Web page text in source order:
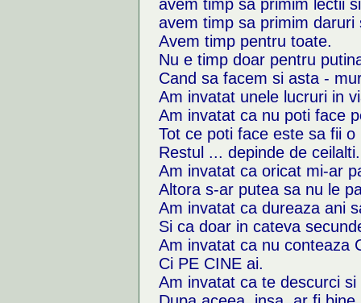
avem timp sa primim lectii
avem timp sa primim daruri
Avem timp pentru toate.
Nu e timp doar pentru
Cand sa facem si asta -
Am invatat unele lucruri in
Am invatat ca nu poti face
Tot ce poti face este sa fii o
Restul ... depinde de ceilalti.
Am invatat ca oricat mi-ar
Altora s-ar putea sa nu le
Am invatat ca dureaza ani
Si ca doar in cateva
Am invatat ca nu conteaza
Ci PE CINE ai.
Am invatat ca te descurci